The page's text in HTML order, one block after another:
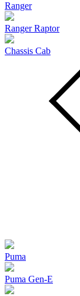
Ranger
Ranger Raptor
Chassis Cab
Puma
Puma Gen‑E